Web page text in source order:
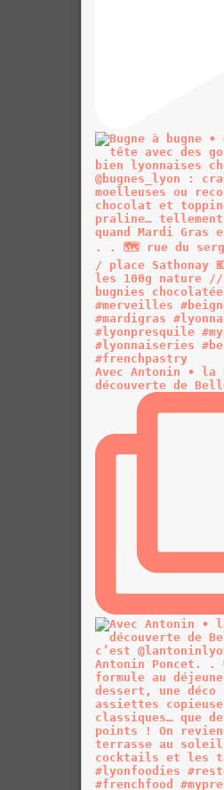
Avec Antonin • la
découverte de